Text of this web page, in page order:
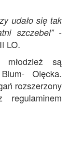
udało się tak
szczebel” -
LO.
młodzież są
Olęcka.
rozszerzony